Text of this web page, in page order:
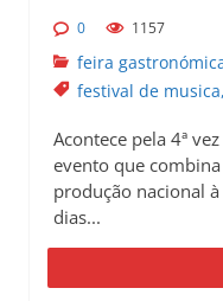
0 1157
feira
festival de musica,
Acontece pela 4ª
evento que
produção nacional
dias...